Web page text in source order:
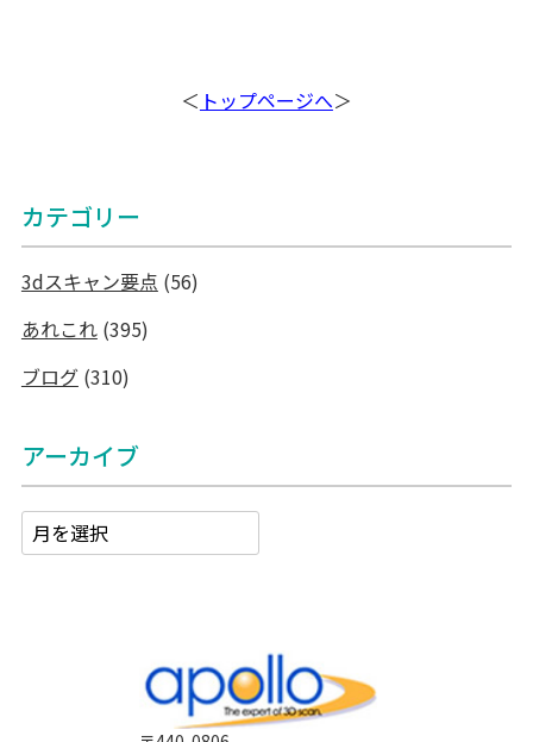
＜ トップページへ＞
カテゴリー
3dスキャン要点 (56)
あれこれ(395)
ブログ(310)
アーカイブ